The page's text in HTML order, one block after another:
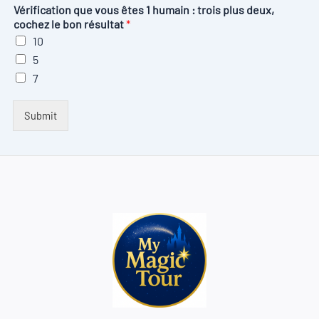
Vérification que vous êtes 1 humain : trois plus deux,
cochez le bon résultat*
10
5
7
Submit